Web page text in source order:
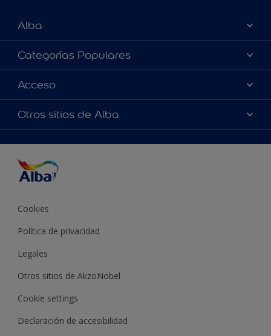
Alba
Acerca de nosotros
Contactános
Encontrár una pinturería
Categorías Populares
Colores
Productos
Inspiraciones
Acceso
Accesibilidad
Precisión del color
Otros sitios de Alba
Cookies
Política de privacidad
Legales
Otros sitios de AkzoNobel
Cookie settings
Declaración de accesibilidad